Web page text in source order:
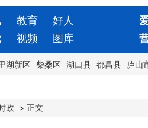
教育 好人
视频 图库
湖新区 柴桑区 湖口县 都昌县 庐山
政 > 正文